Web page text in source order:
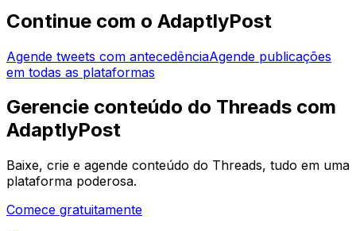
Continue com o AdaptlyPost
Agende tweets com antecedênciaAgende publicações
em todas as plataformas
Gerencie conteúdo do Threads com
AdaptlyPost
Baixe, crie e agende conteúdo do Threads, tudo em uma
plataforma poderosa.
Comece gratuitamente